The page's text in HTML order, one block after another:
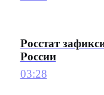
Росстат
России
03:28